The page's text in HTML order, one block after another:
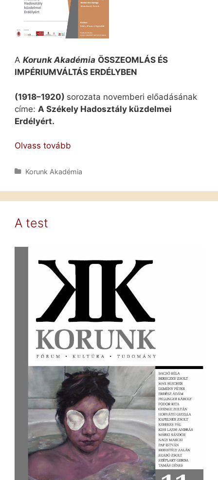
A Korunk Akadémia ÖSSZEOMLÁS ÉS
IMPÉRIUMVÁLTÁS ERDÉLYBEN
(1918–1920) sorozata novemberi előadásának
címe: A Székely Hadosztály küzdelmei
Erdélyért.
Olvass tovább
Hadosztály
Erdélyért:
Kategória
Korunk Akadémia
A test